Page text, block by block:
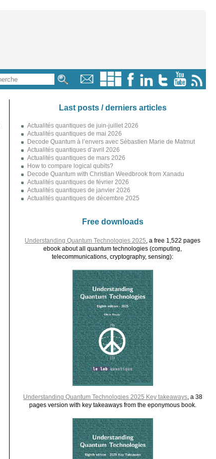
Last posts / derniers articles
Actualités quantiques de juin-juillet 2026
Actualités quantiques de mai 2026
Decode Quantum à l’envers avec Sébastien Marie de Matmut
Actualités quantiques d’avril 2026
Actualités quantiques de mars 2026
How to compare logical qubits?
Decode Quantum with Christian Weedbrook from Xanadu
Actualités quantiques de février 2026
Actualités quantiques de janvier 2026
Actualités quantiques de décembre 2025
Free downloads
Understanding Quantum Technologies 2025 , a free 1,522 pages
ebook about all quantum technologies (computing,
telecommunications, cryptography, sensing):
Understanding Quantum Technologies 2025 Key takeaways, a 38
pages version with key takeaways from the eponymous book.